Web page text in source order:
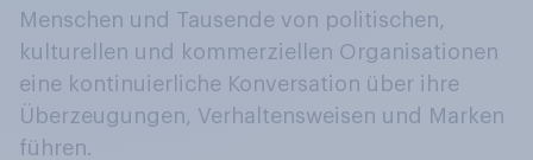
Menschen und Tausende von politischen,
kulturellen und kommerziellen Organisationen
eine kontinuierliche Konversation über ihre
Überzeugungen, Verhaltensweisen und Marken
führen.